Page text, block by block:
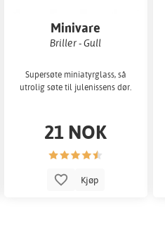
Minivare
Briller - Gull
Supersøte miniatyrglass, så
utrolig søte til julenissens dør.
21 NOK
Kjøp